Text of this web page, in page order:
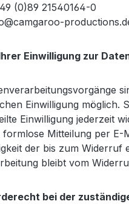
(0)89 21540164-0
Einwilligung zur
Einwilligung möglich.
Einwilligung jederzeit
formlose Mitteilung per E-
der bis zum Widerruf
bleibt vom
bei der